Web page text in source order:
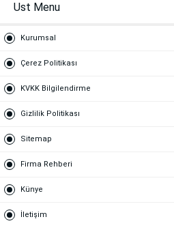
Ust Menu
Kurumsal
Çerez Politikası
KVKK Bilgilendirme
Gizlilik Politikası
Sitemap
Firma Rehberi
Künye
İletişim